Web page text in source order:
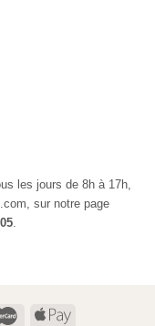
les jours de 8h à 17h,
sur notre page
.